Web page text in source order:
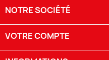
NOTRE SOCIÉTÉ
VOTRE COMPTE